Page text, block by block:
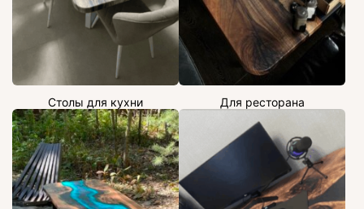
Столы для кухни Для ресторана